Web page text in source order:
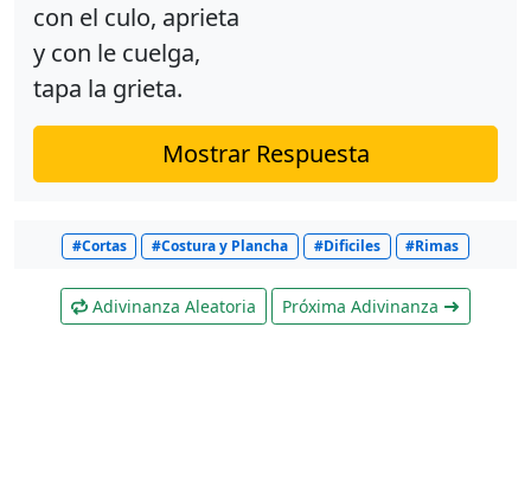
con el culo, aprieta
y con le cuelga,
tapa la grieta.
Mostrar Respuesta
#Cortas #Costura y Plancha #Dificiles #Rimas
Adivinanza Aleatoria Próxima Adivinanza